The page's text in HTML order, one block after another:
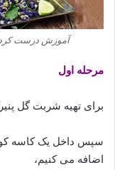
آموزش درست
مرحله اول
برای تهیه شربت گل
اضافه می کنیم،